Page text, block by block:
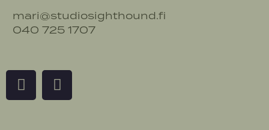
mari@studiosighthound.fi
040 725 1707